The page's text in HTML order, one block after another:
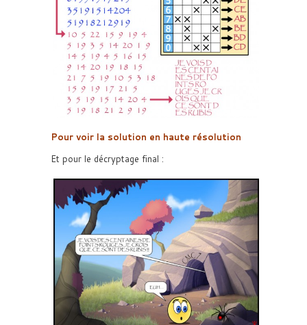
Pour voir la solution en haute résolution
Et pour le décryptage final :